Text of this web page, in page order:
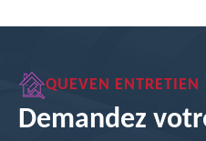
QUEVEN ENTRETIEN
Demandez